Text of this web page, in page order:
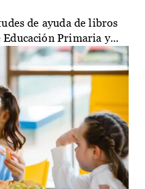
de ayuda de libros
Primaria y...